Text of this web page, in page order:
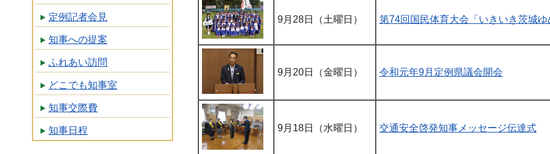
定例記者会見
知事への提案
ふれあい訪問
どこでも知事室
知事交際費
知事日程
9月28日（土曜日） 第74回国民体育大会「いきいき茨城
9月20日（金曜日） 令和元年9月定例県議会開会
9月18日（水曜日） 交通安全啓発知事メッセージ伝達式